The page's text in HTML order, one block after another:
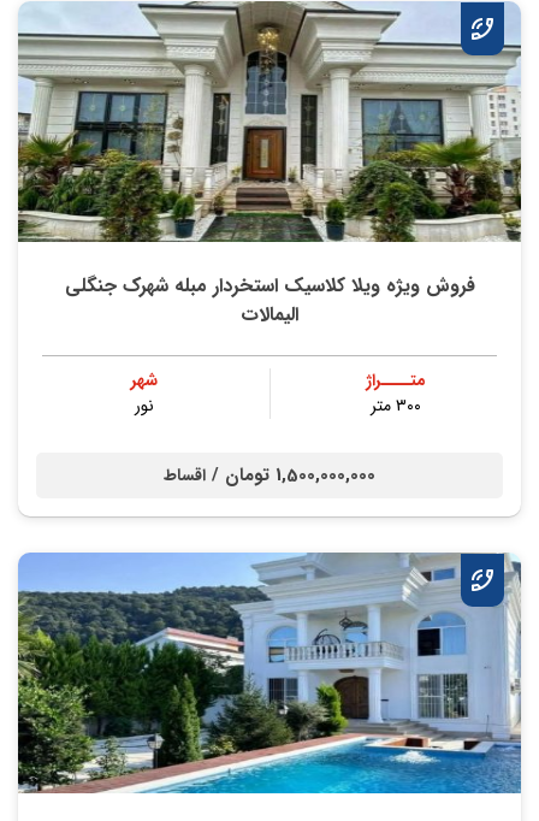
فروش ویژه ویلا کلاسیک استخردار مبله شهرک جنگلی
الیمالات
متــــراژ
۳۰۰ متر
شهر
نور
1,500,000,000 تومان / اقساط